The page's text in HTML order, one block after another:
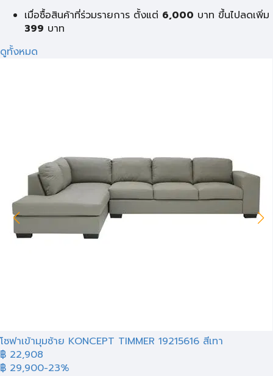
เมื่อซื้อสินค้าที่ร่วมรายการ ตั้งแต่ 6,000 บาท ขึ้นไปลดเพิ่ม
399 บาท
ดูทั้งหมด
โซฟาเข้ามุมซ้าย KONCEPT TIMMER 19215616 สีเทา
฿ 22,908
฿ 29,900-23%